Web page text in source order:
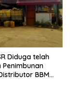
Diduga telah
Penimbunan
BBM